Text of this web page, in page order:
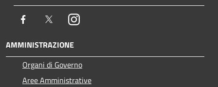
Facebook TwitterInstagram
AMMINISTRAZIONE
Organi di Governo
Aree Amministrative